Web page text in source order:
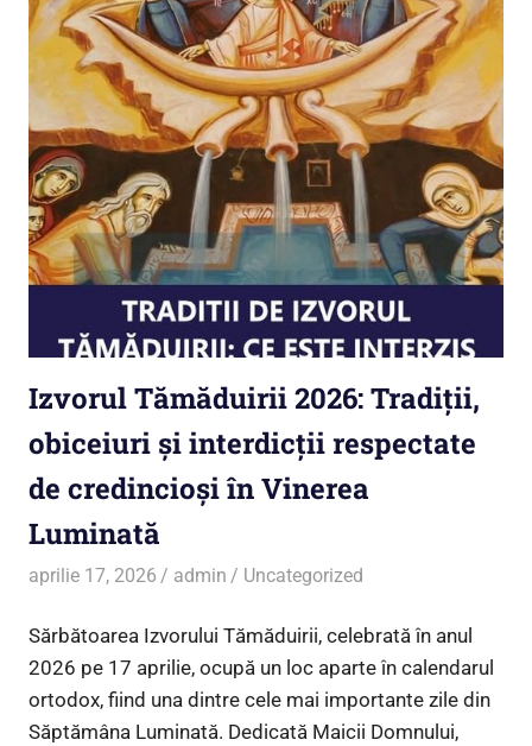
Izvorul Tămăduirii 2026: Tradiții,
obiceiuri și interdicții respectate
de credincioși în Vinerea
Luminată
aprilie 17, 2026 admin Uncategorized
Sărbătoarea Izvorului Tămăduirii, celebrată în anul
2026 pe 17 aprilie, ocupă un loc aparte în calendarul
ortodox, fiind una dintre cele mai importante zile din
Săptămâna Luminată. Dedicată Maicii Domnului,